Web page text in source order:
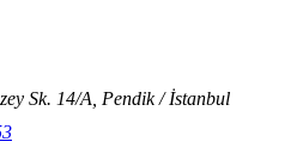
Sk. 14/A, Pendik / İstanbul